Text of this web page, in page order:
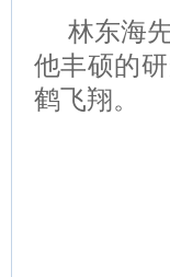
林东海先
他丰硕的
鹤飞翔。